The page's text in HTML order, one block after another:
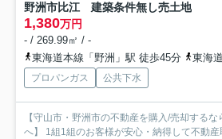
野洲市比江 建築条件無し売土地
1,380万円
- / 269.99㎡ / -
東海道本線「野洲」駅 徒歩45分
東海道
プロパンガス 公共下水
【守山市・野洲市の不動産を購入/売却する
へ】 1組1組のお客様が安心・納得して不動産